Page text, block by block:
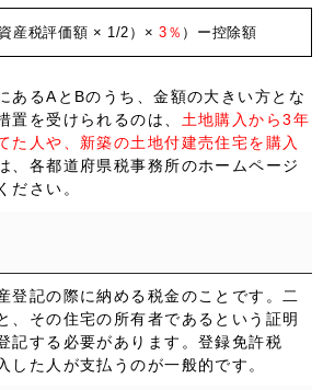
資産税評価額 × 1/2）×3％ ）ー控除額
あるAとBのうち、金額の大きい方とな
置を受けられるのは、 土地購入から3年
た人や、 新築の土地付建売住宅を購入
、各都道府県税事務所のホームページ
ださい。
登記の際に納める税金のことです。二
、その住宅の所有者であるという証明
記する必要があります。登録免許税
した人が支払うのが一般的です。